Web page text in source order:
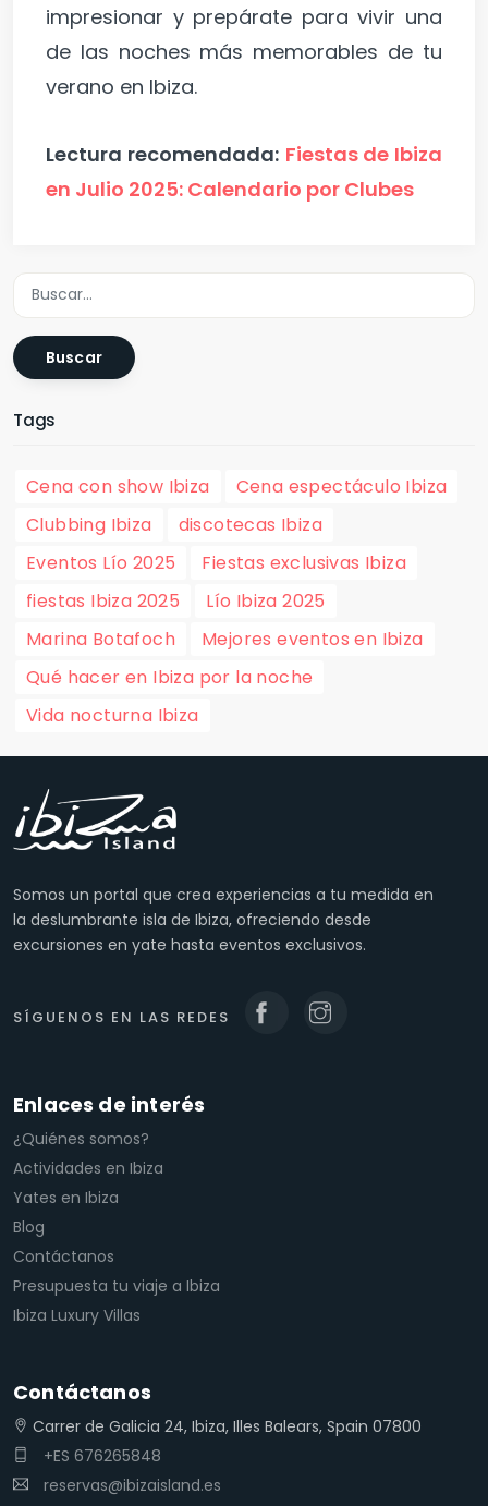
impresionar y prepárate para vivir una
de las noches más memorables de tu
verano en Ibiza.
Lectura recomendada: Fiestas de Ibiza
en Julio 2025: Calendario por Clubes
Buscar
Tags
Cena con show Ibiza
Cena espectáculo Ibiza
Clubbing Ibiza
discotecas Ibiza
Eventos Lío 2025
Fiestas exclusivas Ibiza
fiestas Ibiza 2025
Lío Ibiza 2025
Marina Botafoch
Mejores eventos en Ibiza
Qué hacer en Ibiza por la noche
Vida nocturna Ibiza
Somos un portal que crea experiencias a tu medida en
la deslumbrante isla de Ibiza, ofreciendo desde
excursiones en yate hasta eventos exclusivos.
SÍGUENOS EN LAS REDES
Enlaces de interés
¿Quiénes somos?
Actividades en Ibiza
Yates en Ibiza
Blog
Contáctanos
Presupuesta tu viaje a Ibiza
Ibiza Luxury Villas
Contáctanos
Carrer de Galicia 24, Ibiza, Illes Balears, Spain 07800
+ES 676265848
reservas@ibizaisland.es